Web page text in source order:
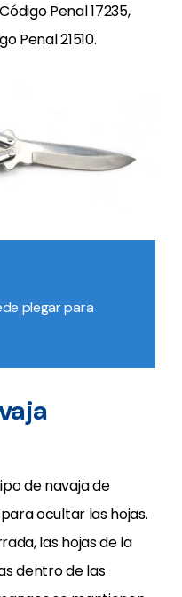
Penal 17235,
Penal 21510.
plegar para
de navaja de
ocultar las hojas.
las hojas de la
dentro de las